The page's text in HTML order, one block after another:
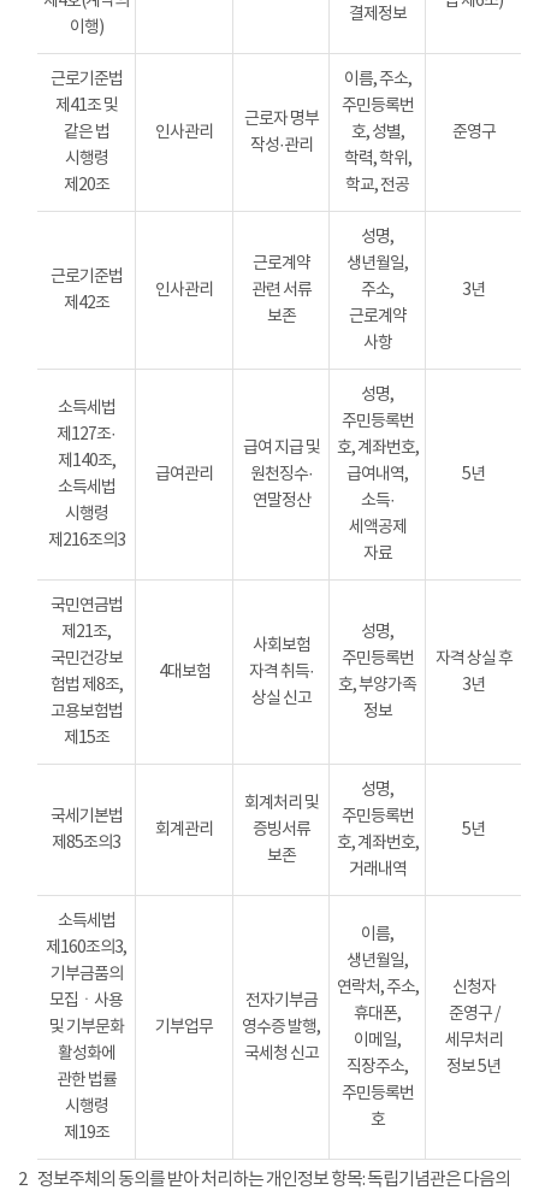
이행)
결제정보
근로기준법
제41조 및
같은 법
시행령
제20조
인사관리
근로자 명부
작성·관리
이름, 주소,
주민등록번
호, 성별,
학력, 학위,
학교, 전공
준영구
근로기준법
제42조
인사관리
근로계약
관련 서류
보존
성명,
생년월일,
주소,
근로계약
사항
3년
소득세법
제127조·
제140조,
소득세법
시행령
제216조의3
급여관리
급여 지급 및
원천징수·
연말정산
성명,
주민등록번
호, 계좌번호,
급여내역,
소득·
세액공제
자료
5년
국민연금법
제21조,
국민건강보
험법 제8조,
고용보험법
제15조
4대보험
사회보험
자격 취득·
상실 신고
성명,
주민등록번
호, 부양가족
정보
자격 상실 후
3년
국세기본법
제85조의3
회계관리
회계처리 및
증빙서류
보존
성명,
주민등록번
호, 계좌번호,
거래내역
5년
소득세법
제160조의3,
기부금품의
모집ㆍ사용
및 기부문화
활성화에
관한 법률
시행령
제19조
기부업무
전자기부금
영수증 발행,
국세청 신고
이름,
생년월일,
연락처, 주소,
휴대폰,
이메일,
직장주소,
주민등록번
호
신청자
준영구 /
세무처리
정보 5년
2 정보주체의 동의를 받아 처리하는 개인정보 항목: 독립기념관은 다음의